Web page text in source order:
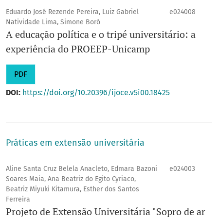
Eduardo José Rezende Pereira, Luiz Gabriel
Natividade Lima, Simone Boró
e024008
A educação política e o tripé universitário: a
experiência do PROEEP-Unicamp
PDF
DOI: https://doi.org/10.20396/ijoce.v5i00.18425
Práticas em extensão universitária
Aline Santa Cruz Belela Anacleto, Edmara Bazoni
Soares Maia, Ana Beatriz do Egito Cyriaco,
Beatriz Miyuki Kitamura, Esther dos Santos
Ferreira
e024003
Projeto de Extensão Universitária "Sopro de ar